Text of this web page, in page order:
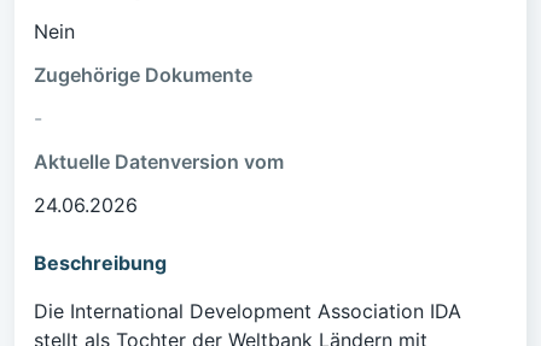
Nein
Zugehörige Dokumente
-
Aktuelle Datenversion vom
24.06.2026
Beschreibung
Die International Development Association IDA
stellt als Tochter der Weltbank Ländern mit